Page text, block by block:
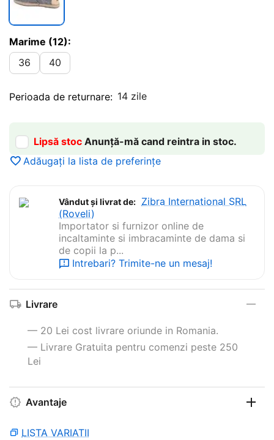
Marime (12):
36
40
Perioada de returnare: 14 zile
Lipsă stoc Anunță-mă cand reintra in stoc.
Adăugați la lista de preferințe
Vândut și livrat de: Zibra International SRL
(Roveli)
Importator si furnizor online de
incaltaminte si imbracaminte de dama si
de copii la p...
Intrebari? Trimite-ne un mesaj!
Livrare
— 20 Lei cost livrare oriunde in Romania.
— Livrare Gratuita pentru comenzi peste 250
Lei
Avantaje
LISTA VARIATII